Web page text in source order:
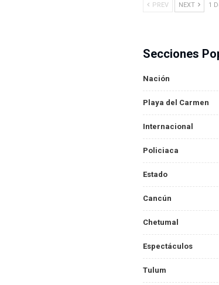
PREV NEXT 1
Secciones
Nación
Playa del Carmen
Internacional
Policiaca
Estado
Cancún
Chetumal
Espectáculos
Tulum